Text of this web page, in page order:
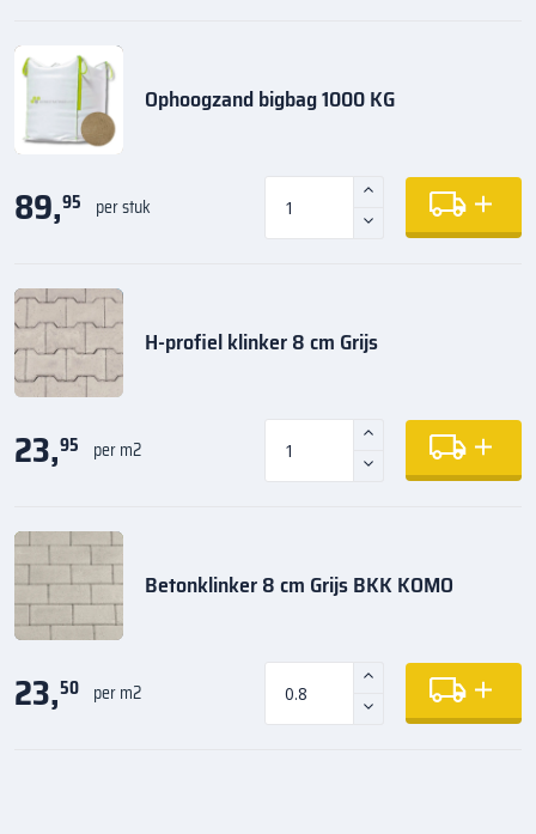
Ophoogzand bigbag 1000 KG
89,95 per stuk
H-profiel klinker 8 cm Grijs
23,95 per m2
Betonklinker 8 cm Grijs BKK KOMO
23,50 per m2